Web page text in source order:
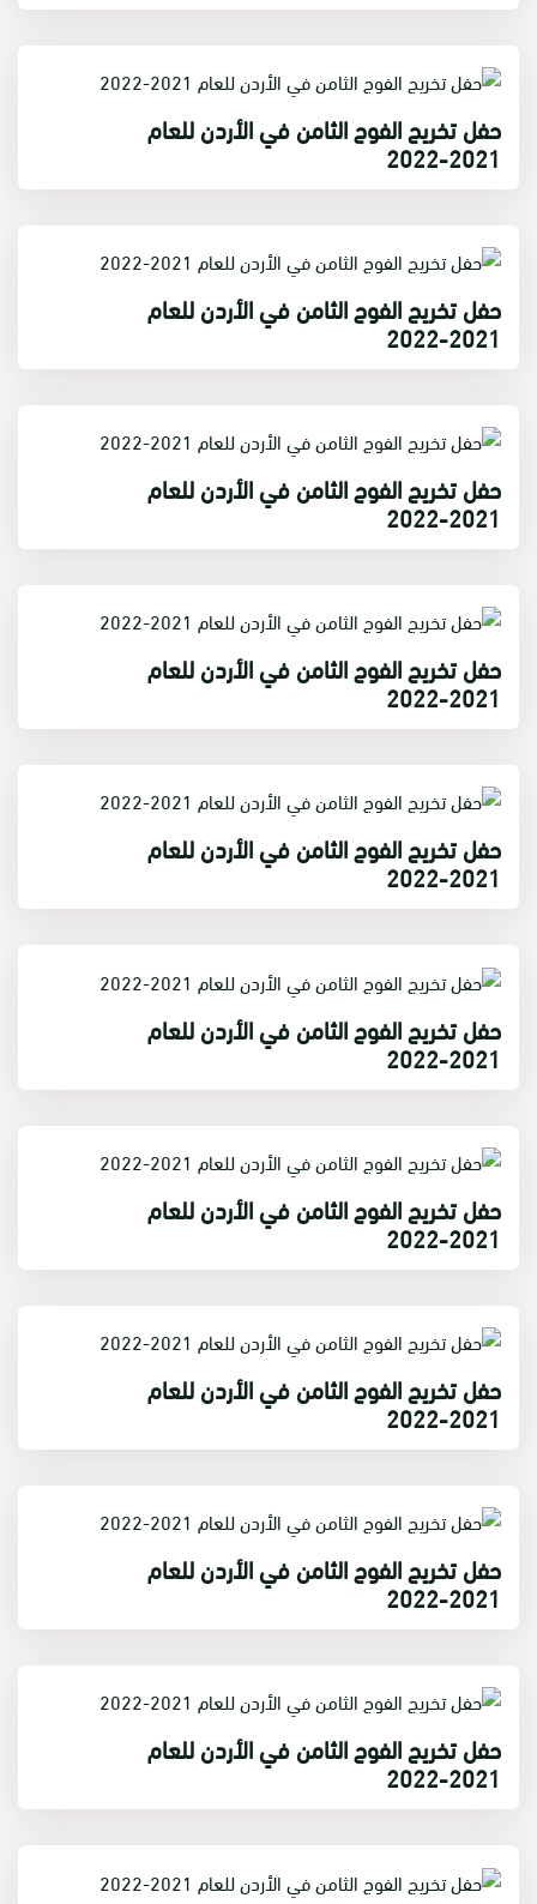
حفل تخريج الفوج الثامن في الأردن للعام
2021-2022
حفل تخريج الفوج الثامن في الأردن للعام
2021-2022
حفل تخريج الفوج الثامن في الأردن للعام
2021-2022
حفل تخريج الفوج الثامن في الأردن للعام
2021-2022
حفل تخريج الفوج الثامن في الأردن للعام
2021-2022
حفل تخريج الفوج الثامن في الأردن للعام
2021-2022
حفل تخريج الفوج الثامن في الأردن للعام
2021-2022
حفل تخريج الفوج الثامن في الأردن للعام
2021-2022
حفل تخريج الفوج الثامن في الأردن للعام
2021-2022
حفل تخريج الفوج الثامن في الأردن للعام
2021-2022